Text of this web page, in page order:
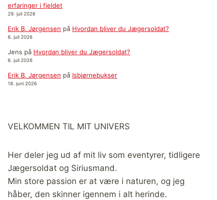
erfaringer i fjeldet
29. juli 2026
Erik B. Jørgensen på Hvordan bliver du Jægersoldat?
6. juli 2026
Jens på Hvordan bliver du Jægersoldat?
6. juli 2026
Erik B. Jørgensen på Isbjørnebukser
18. juni 2026
VELKOMMEN TIL MIT UNIVERS
Her deler jeg ud af mit liv som eventyrer, tidligere
Jægersoldat og Siriusmand.
Min store passion er at være i naturen, og jeg
håber, den skinner igennem i alt herinde.